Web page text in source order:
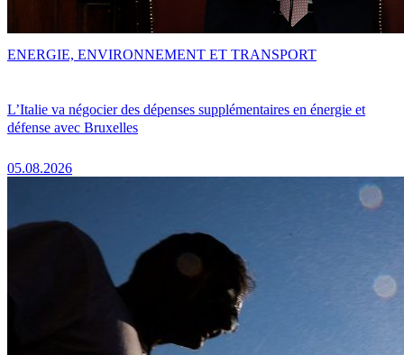
L’Italie va négocier des dépenses supplémentaires en énergie et
défense avec Bruxelles
05.08.2026
ENERGIE, ENVIRONNEMENT ET TRANSPORT